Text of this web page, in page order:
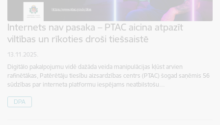
Internets nav pasaka – PTAC aicina atpazīt
viltības un rīkoties droši tiešsaistē
13.11.2025.
Digitālo pakalpojumu vidē dažāda veida manipulācijas kļūst arvien
rafinētākas, Patērētāju tiesību aizsardzības centrs (PTAC) šogad saņēmis 56
sūdzības par interneta platformu iespējams neatbilstošu…
DPA